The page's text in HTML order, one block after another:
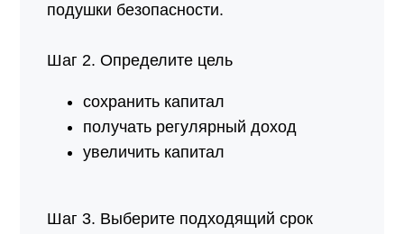
подушки безопасности.
Шаг 2. Определите цель
сохранить капитал
получать регулярный доход
увеличить капитал
Шаг 3. Выберите подходящий срок